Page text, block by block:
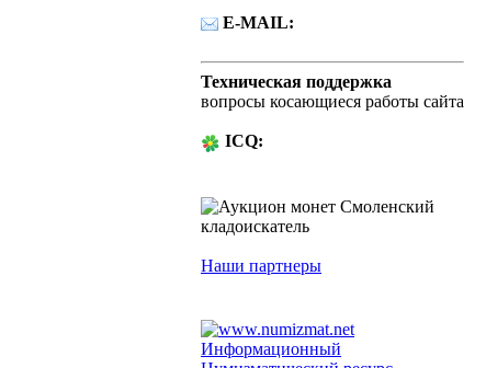
E-MAIL:
Техническая поддержка
вопросы косающиеся работы сайта
ICQ:
Наши партнеры